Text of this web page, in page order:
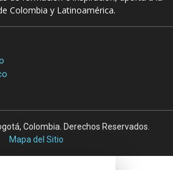
Colombia y Latinoamérica.
Colombia. Derechos Reservados.
Mapa del Sitio